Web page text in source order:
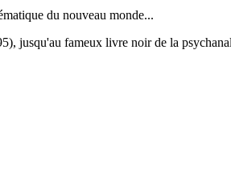
du nouveau monde...
jusqu'au fameux livre noir de la